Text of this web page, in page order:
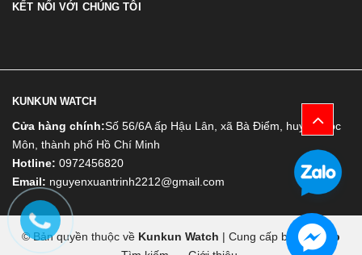
KẾT NỐI VỚI CHÚNG TÔI
KUNKUN WATCH
Cửa hàng chính:Số 56/6A ấp Hậu Lân, xã Bà Điểm, huyện Hóc
Môn, thành phố Hồ Chí Minh
Hotline: 0972456820
Email: nguyenxuantrinh2212@gmail.com
© Bản quyền thuộc về Kunkun Watch | Cung cấp bởi Bizweb